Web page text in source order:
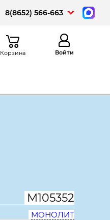
8(8652) 566-663
Корзина Войти
М105352
МОНОЛИТ